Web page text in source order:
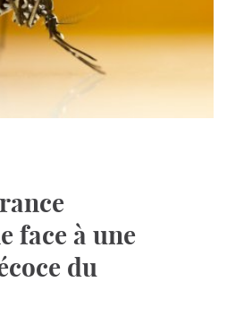
face à une
du